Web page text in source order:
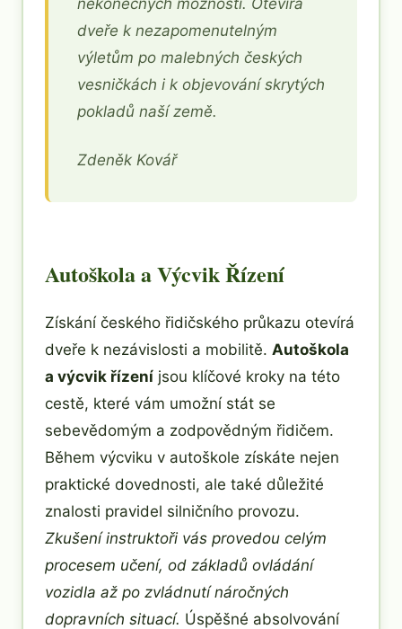
nekonečných možností. Otevírá
dveře k nezapomenutelným
výletům po malebných českých
vesničkách i k objevování skrytých
pokladů naší země.
Zdeněk Kovář
Autoškola a Výcvik Řízení
Získání českého řidičského průkazu otevírá
dveře k nezávislosti a mobilitě. Autoškola
a výcvik řízení jsou klíčové kroky na této
cestě, které vám umožní stát se
sebevědomým a zodpovědným řidičem.
Během výcviku v autoškole získáte nejen
praktické dovednosti, ale také důležité
znalosti pravidel silničního provozu.
Zkušení instruktoři vás provedou celým
procesem učení, od základů ovládání
vozidla až po zvládnutí náročných
dopravních situací. Úspěšné absolvování